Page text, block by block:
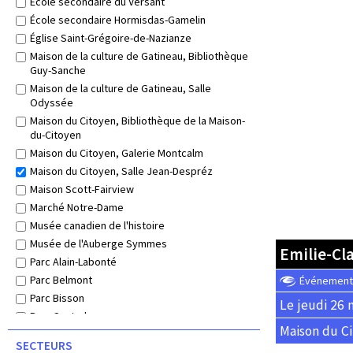
École secondaire Hormisdas-Gamelin
Église Saint-Grégoire-de-Nazianze
Maison de la culture de Gatineau, Bibliothèque
Guy-Sanche
Maison de la culture de Gatineau, Salle
Odyssée
Maison du Citoyen, Bibliothèque de la Maison-
du-Citoyen
Maison du Citoyen, Galerie Montcalm
Maison du Citoyen, Salle Jean-Despréz
Maison Scott-Fairview
Marché Notre-Dame
Musée canadien de l'histoire
Musée de l'Auberge Symmes
Parc Alain-Labonté
Parc Belmont
Parc Bisson
Parc Central
Parc Commémoratif
SECTEURS
Emilie-
Le jeudi 26
Maison du